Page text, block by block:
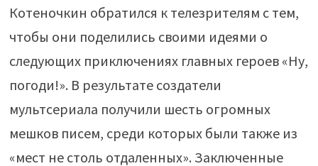
Котеночкин обратился к телезрителям с тем,
чтобы они поделились своими идеями о
следующих приключениях главных героев «Ну,
погоди!». В результате создатели
мультсериала получили шесть огромных
мешков писем, среди которых были также из
«мест не столь отдаленных». Заключенные